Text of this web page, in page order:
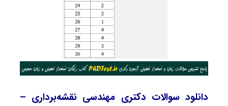
دانلود سوالات دکتری مهندسی نقشه‌برداری –